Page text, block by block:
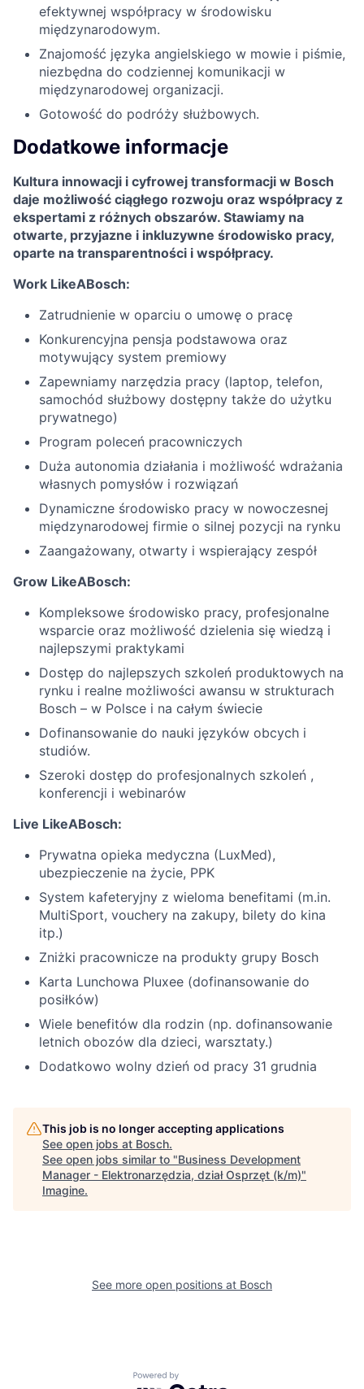
efektywnej współpracy w środowisku
międzynarodowym.
Znajomość języka angielskiego w mowie i piśmie,
niezbędna do codziennej komunikacji w
międzynarodowej organizacji.
Gotowość do podróży służbowych.
Dodatkowe informacje
Kultura innowacji i cyfrowej transformacji w Bosch
daje możliwość ciągłego rozwoju oraz współpracy z
ekspertami z różnych obszarów. Stawiamy na
otwarte, przyjazne i inkluzywne środowisko pracy,
oparte na transparentności i współpracy.
Work LikeABosch:
Zatrudnienie w oparciu o umowę o pracę
Konkurencyjna pensja podstawowa oraz
motywujący system premiowy
Zapewniamy narzędzia pracy (laptop, telefon,
samochód służbowy dostępny także do użytku
prywatnego)
Program poleceń pracowniczych
Duża autonomia działania i możliwość wdrażania
własnych pomysłów i rozwiązań
Dynamiczne środowisko pracy w nowoczesnej
międzynarodowej firmie o silnej pozycji na rynku
Zaangażowany, otwarty i wspierający zespół
Grow LikeABosch:
Kompleksowe środowisko pracy, profesjonalne
wsparcie oraz możliwość dzielenia się wiedzą i
najlepszymi praktykami
Dostęp do najlepszych szkoleń produktowych na
rynku i realne możliwości awansu w strukturach
Bosch – w Polsce i na całym świecie
Dofinansowanie do nauki języków obcych i
studiów.
Szeroki dostęp do profesjonalnych szkoleń ,
konferencji i webinarów
Live LikeABosch:
Prywatna opieka medyczna (LuxMed),
ubezpieczenie na życie, PPK
System kafeteryjny z wieloma benefitami (m.in.
MultiSport, vouchery na zakupy, bilety do kina
itp.)
Zniżki pracownicze na produkty grupy Bosch
Karta Lunchowa Pluxee (dofinansowanie do
posiłków)
Wiele benefitów dla rodzin (np. dofinansowanie
letnich obozów dla dzieci, warsztaty.)
Dodatkowo wolny dzień od pracy 31 grudnia
This job is no longer accepting applications
See open jobs at Bosch.
See open jobs similar to "Business Development
Manager - Elektronarzędzia, dział Osprzęt (k/m)"
Imagine.
See more open positions at Bosch
Powered by Getro.com